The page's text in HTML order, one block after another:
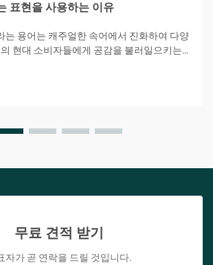
표현을 사용하는 이유
는 용어는 캐주얼한 속어에서 진화하여 다양
현대 소비자들에게 공감을 불러일으키는
다.
무료 견적 받기
자가 곧 연락을 드릴 것입니다.